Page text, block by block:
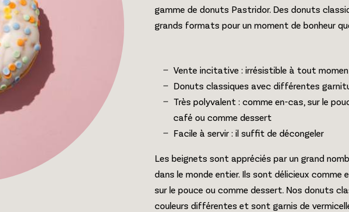
gamme de donuts Pastridor. Des donuts
grands formats pour un moment de bonheur
Vente incitative : irrésistible à tout
Donuts classiques avec différentes
Très polyvalent : comme en-cas, sur le
café ou comme dessert
Facile à servir : il suffit de décongeler
Les beignets sont appréciés par un grand
dans le monde entier. Ils sont délicieux comme
sur le pouce ou comme dessert. Nos donuts
couleurs différentes et sont garnis de